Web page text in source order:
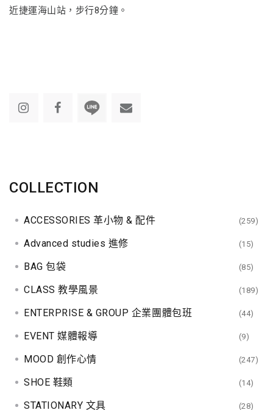
近捷運海山站，步行8分鐘。
COLLECTION
ACCESSORIES 革小物 & 配件 (259)
Advanced studies 進修 (15)
BAG 包袋 (85)
CLASS 教學風景 (189)
ENTERPRISE & GROUP 企業團體包班 (44)
EVENT 媒體報導 (9)
MOOD 創作心情 (247)
SHOE 鞋類 (14)
STATIONARY 文具 (28)